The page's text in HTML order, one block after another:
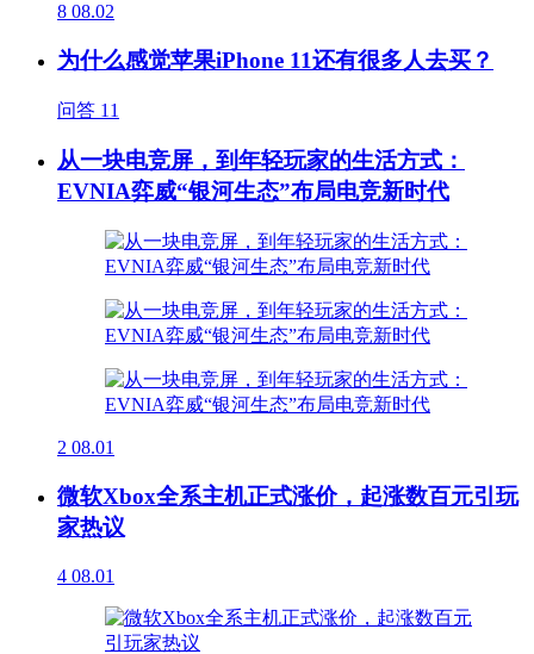
8 08.02
为什么感觉苹果iPhone 11还有很多人去买？
问答 11
从一块电竞屏，到年轻玩家的生活方式：
EVNIA弈威“银河生态”布局电竞新时代
2 08.01
微软Xbox全系主机正式涨价，起涨数百元引玩
家热议
4 08.01